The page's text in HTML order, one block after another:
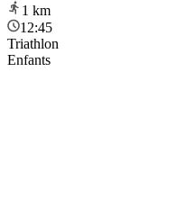
1 km
12:45
Triathlon
Enfants